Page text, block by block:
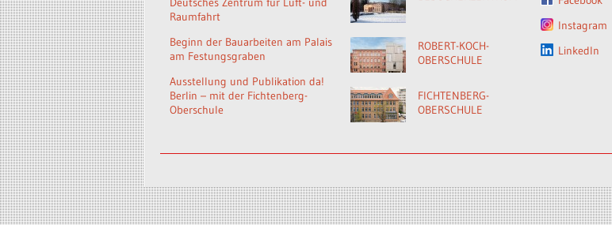
Raumfahrt
Beginn der Bauarbeiten am Palais
am Festungsgraben
Ausstellung und Publikation da!
Berlin – mit der Fichtenberg-
Oberschule
ROBERT-KOCH-
OBERSCHULE
FICHTENBERG-
OBERSCHULE
Instagram
LinkedIn